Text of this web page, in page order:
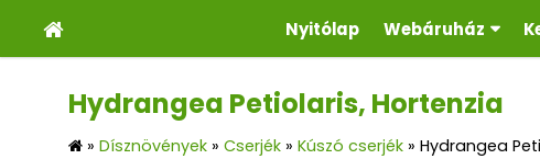
Nyitólap Webáruház
Hydrangea Petiolaris, Hortenzia
» Dísznövények » Cserjék » Kúszó cserjék » Hydrangea